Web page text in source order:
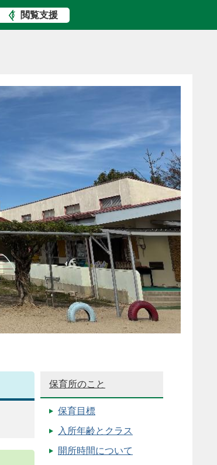
閲覧支援
保育所のこと
保育目標
入所年齢とクラス
開所時間について